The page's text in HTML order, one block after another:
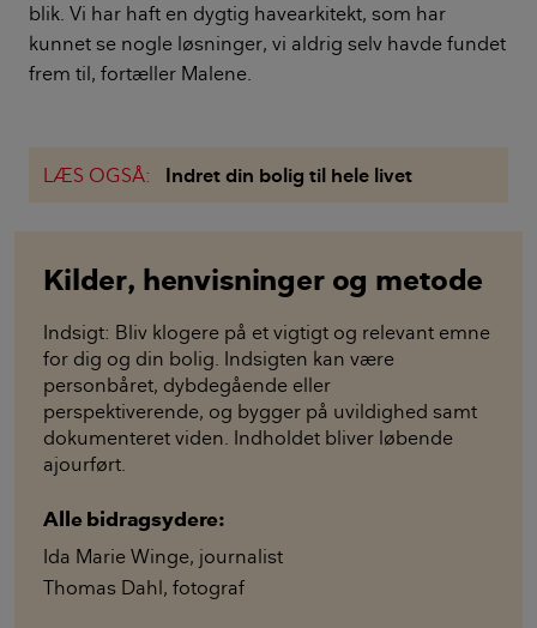
blik. Vi har haft en dygtig havearkitekt, som har
kunnet se nogle løsninger, vi aldrig selv havde fundet
frem til, fortæller Malene.
LÆS OGSÅ: Indret din bolig til hele livet
Kilder, henvisninger og metode
Indsigt: Bliv klogere på et vigtigt og relevant emne
for dig og din bolig. Indsigten kan være
personbåret, dybdegående eller
perspektiverende, og bygger på uvildighed samt
dokumenteret viden. Indholdet bliver løbende
ajourført.
Alle bidragsydere:
Ida Marie Winge, journalist
Thomas Dahl, fotograf